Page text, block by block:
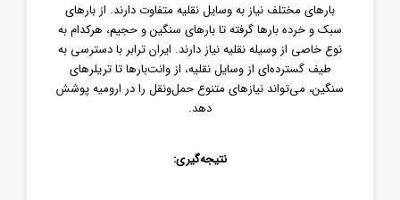
بارهای مختلف نیاز به وسایل نقلیه متفاوت دارند. از بارهای
سبک و خرده بارها گرفته تا بارهای سنگین و حجیم، هرکدام به
نوع خاصی از وسیله نقلیه نیاز دارند. ایران ترابر با دسترسی به
طیف گسترده‌ای از وسایل نقلیه، از وانت‌بارها تا تریلرهای
سنگین، می‌تواند نیازهای متنوع حمل‌ونقل را در ارومیه پوشش
دهد.
نتیجه‌گیری: